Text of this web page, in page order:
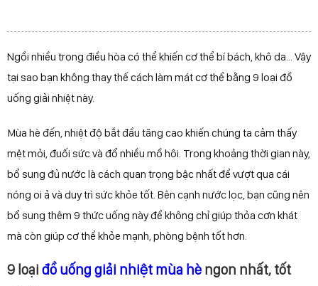
Ngồi nhiều trong điều hòa có thể khiến cơ thể bí bách, khô da... Vậy
tại sao bạn không thay thế cách làm mát cơ thể bằng 9 loại đồ
uống giải nhiệt này.
Mùa hè đến, nhiệt độ bắt đầu tăng cao khiến chúng ta cảm thấy
mệt mỏi, đuối sức và đổ nhiều mồ hôi. Trong khoảng thời gian này,
bổ sung đủ nước là cách quan trọng bậc nhất để vượt qua cái
nóng oi ả và duy trì sức khỏe tốt. Bên cạnh nước lọc, bạn cũng nên
bổ sung thêm 9 thức uống này để không chỉ giúp thỏa cơn khát
mà còn giúp cơ thể khỏe mạnh, phòng bệnh tốt hơn.
9 loại đồ uống giải nhiệt mùa hè ngon nhất, tốt